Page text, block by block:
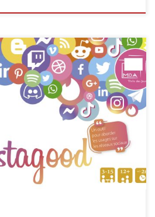
avec Infor Jeunes, propose
élèves à partir de la 2e secondaire
les enjeux de leur vie
animateurs (EPN + Infor Jeunes),
en deux séances de 50 […]